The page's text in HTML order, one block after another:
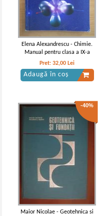
Elena Alexandrescu - Chimie.
Manual pentru clasa a IX-a
Pret:32,00 Lei
Adaugă în coș
-40%
Maior Nicolae - Geotehnica si